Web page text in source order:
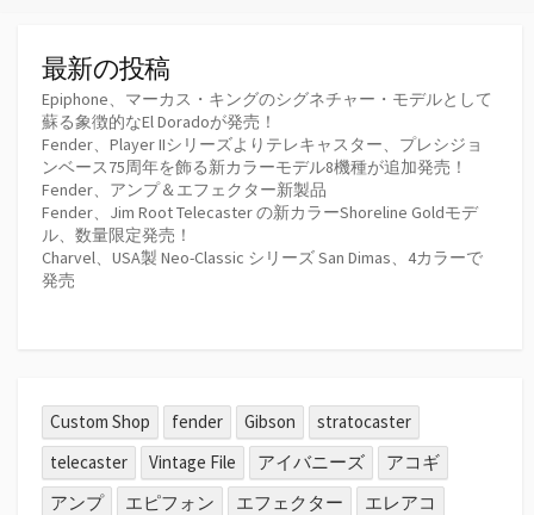
最新の投稿
Epiphone、マーカス・キングのシグネチャー・モデルとして
蘇る象徴的なEl Doradoが発売！
Fender、Player IIシリーズよりテレキャスター、プレシジョ
ンベース75周年を飾る新カラーモデル8機種が追加発売！
Fender、アンプ＆エフェクター新製品
Fender、Jim Root Telecaster の新カラーShoreline Goldモデ
ル、数量限定発売！
Charvel、USA製 Neo-Classic シリーズ San Dimas、4カラーで
発売
Custom Shop fender Gibson
stratocaster
telecaster
Vintage File アイバニーズ
アコギ
アンプ
エピフォン エフェクター
エレアコ